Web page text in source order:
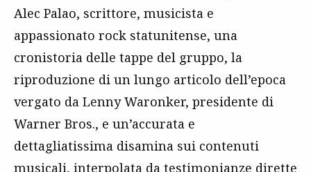
Alec Palao, scrittore, musicista e
appassionato rock statunitense, una
cronistoria delle tappe del gruppo, la
riproduzione di un lungo articolo dell’epoca
vergato da Lenny Waronker, presidente di
Warner Bros., e un’accurata e
dettagliatissima disamina sui contenuti
musicali, interpolata da testimonianze dirette